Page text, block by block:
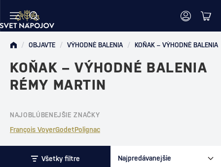
/ OBJAVTE / VÝHODNÉ BALENIA / KOŇAK – VÝHODNÉ BALENIA
KOŇAK – VÝHODNÉ BALENIA
RÉMY MARTIN
NAJOBLÚBENEJŠIE ZNAČKY
François VoyerGodetPolignac
Všetky filtre